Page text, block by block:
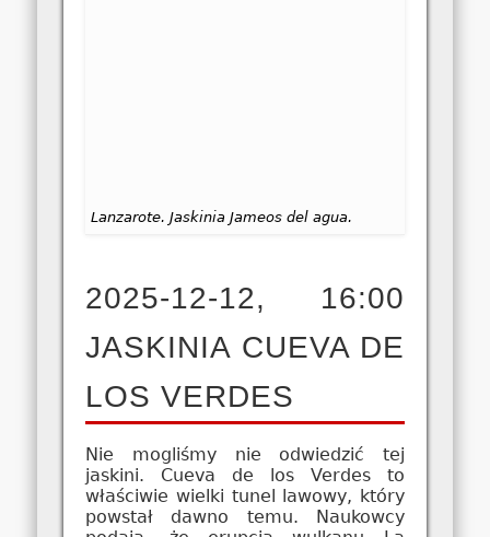
Lanzarote. Jaskinia Jameos del agua.
2025-12-12, 16:00
JASKINIA CUEVA DE
LOS VERDES
Nie mogliśmy nie odwiedzić tej
jaskini. Cueva de los Verdes to
właściwie wielki tunel lawowy, który
powstał dawno temu. Naukowcy